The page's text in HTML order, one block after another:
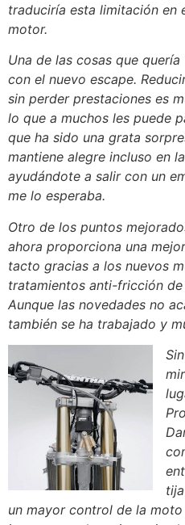
traduciría esta limitación en
motor.
Una de las cosas que
con el nuevo escape.
sin perder prestaciones es
lo que a muchos les puede
que ha sido una grata
mantiene alegre incluso en
ayudándote a salir con un
me lo esperaba.
Otro de los puntos
ahora proporciona una
tacto gracias a los nuevos
tratamientos anti-fricción
Aunque las novedades no
también se ha trabajado y
un mayor control de la